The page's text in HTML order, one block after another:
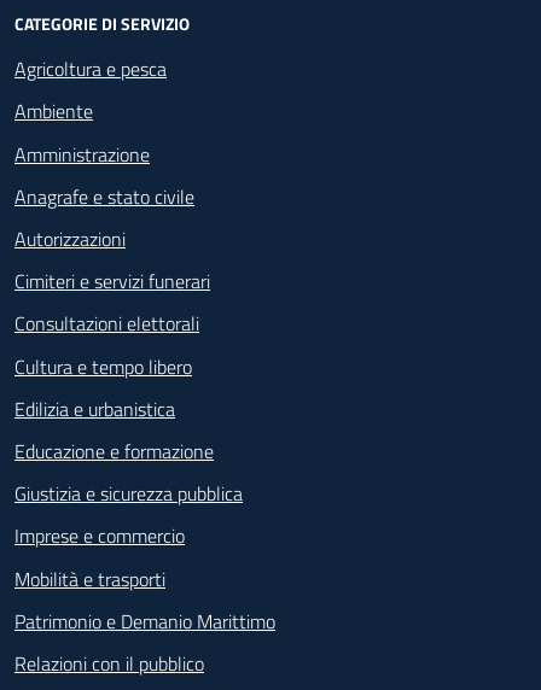
CATEGORIE DI SERVIZIO
Agricoltura e pesca
Ambiente
Amministrazione
Anagrafe e stato civile
Autorizzazioni
Cimiteri e servizi funerari
Consultazioni elettorali
Cultura e tempo libero
Edilizia e urbanistica
Educazione e formazione
Giustizia e sicurezza pubblica
Imprese e commercio
Mobilità e trasporti
Patrimonio e Demanio Marittimo
Relazioni con il pubblico